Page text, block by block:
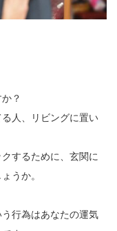
？
人、リビングに置い
するために、玄関に
うか。
行為はあなたの運気